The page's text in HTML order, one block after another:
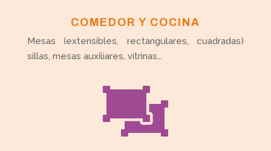
COMEDOR Y COCINA
Mesas (extensibles, rectangulares, cuadradas)
sillas, mesas auxiliares, vitrinas…
